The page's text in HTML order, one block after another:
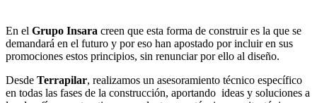
En el Grupo Insara creen que esta forma de construir es la que se
demandará en el futuro y por eso han apostado por incluir en sus
promociones estos principios, sin renunciar por ello al diseño.
Desde Terrapilar, realizamos un asesoramiento técnico específico
en todas las fases de la construcción, aportando ideas y soluciones a